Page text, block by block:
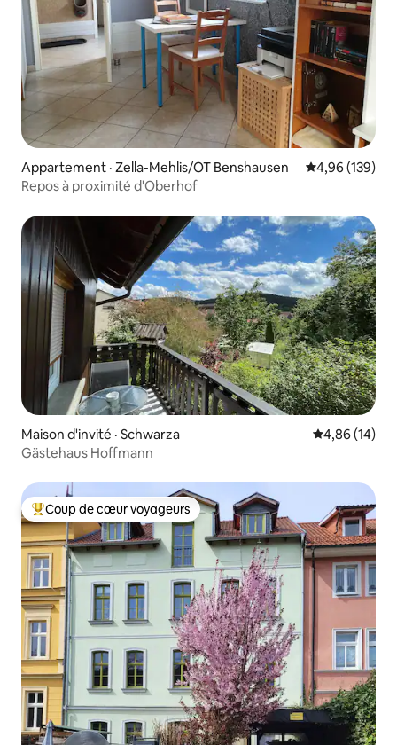
Appartement · Zella-Mehlis/OT Benshausen Note
4,96 (139)
Repos à proximité d'Oberhof
Maison d'invité · Schwarza Note
4,86 (14)
Gästehaus Hoffmann
Coup de cœur voyageurs parmi les plus aimés
Coup de cœur voyageurs